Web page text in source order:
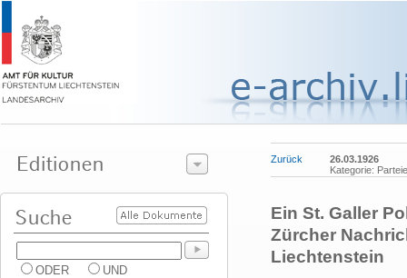
ODER UND
Zurück
26.03.1926
Kategorie:
Ein St. Galler
Zürcher
Liechtenstein